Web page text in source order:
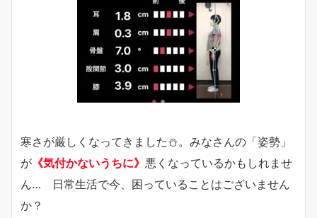
寒さが厳しくなってきました⛄。みなさんの「姿勢」
が 《気付かないうちに》 悪くなっているかもしれませ
ん… 日常生活で今、困っていることはございません
か？